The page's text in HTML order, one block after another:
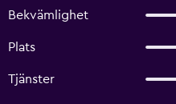
Bekvämlighet
Plats
Tjänster